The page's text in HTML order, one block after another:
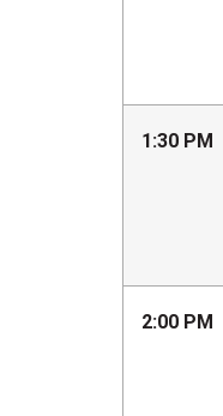
1:30 PM
2:00 PM